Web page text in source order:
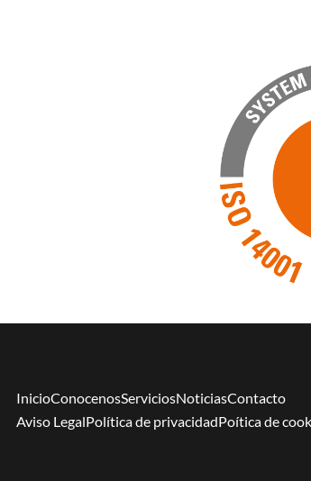
InicioConocenosServiciosNoticiasContacto
Aviso LegalPolítica de privacidadPoítica de